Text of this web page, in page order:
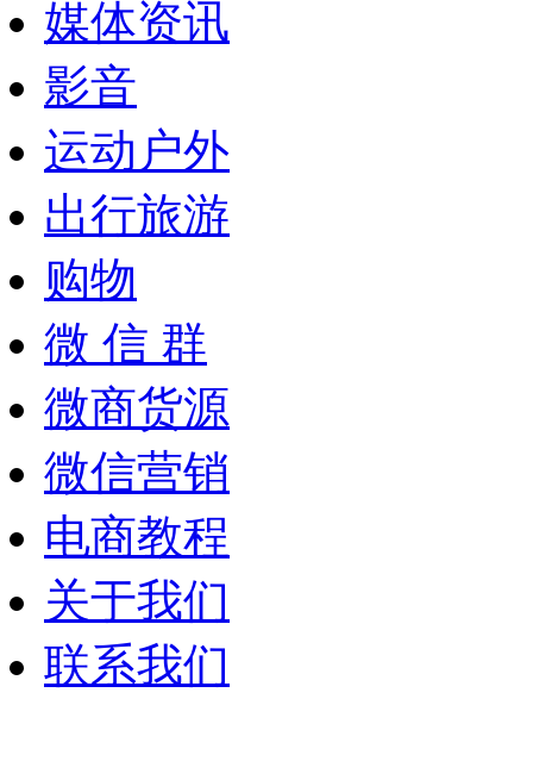
媒体资讯
影音
运动户外
出行旅游
购物
微 信 群
微商货源
微信营销
电商教程
关于我们
联系我们